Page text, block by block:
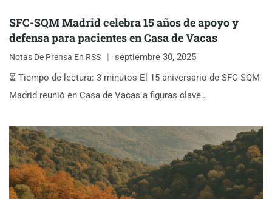
SFC-SQM Madrid celebra 15 años de apoyo y
defensa para pacientes en Casa de Vacas
Notas De Prensa En RSS
septiembre 30, 2025
⏳ Tiempo de lectura: 3 minutos El 15 aniversario de SFC-SQM
Madrid reunió en Casa de Vacas a figuras clave…